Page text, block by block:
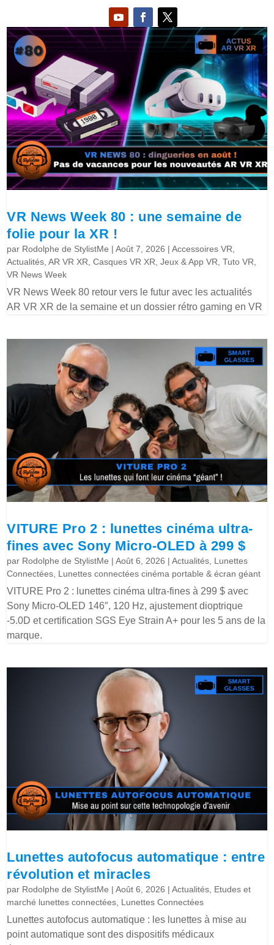
VR News Week 80 : une semaine de
folie pour la XR !
par Rodolphe de StylistMe |Août 7, 2026 |Accessoires VR,
Actualités,AR VR XR,Casques VR XR,Jeux & App VR,Tuto VR,
VR News Week
VR News Week 80 retour vers le futur avec les actualités
AR VR XR de la semaine et un dossier rétro gaming en VR
VITURE Pro 2 : lunettes cinéma ultra-
fines avec Sony Micro-OLED à 299 $
par Rodolphe de StylistMe |Août 6, 2026 |Actualités, Lunettes
Connectées, Lunettes connectées cinéma portable & écran géant
VITURE Pro 2 : lunettes cinéma ultra-fines à 299 $ avec
Sony Micro-OLED 146″, 120 Hz, ajustement dioptrique
-5.0D et certification SGS Eye Strain A+ pour les 5 ans de la
marque.
Lunettes autofocus automatique : entre
révolution et miracles
par Rodolphe de StylistMe |Août 6, 2026 |Actualités, Etudes et
marché lunettes connectées, Lunettes Connectées
Lunettes autofocus automatique : les lunettes à mise au
point automatique sont des dispositifs médicaux